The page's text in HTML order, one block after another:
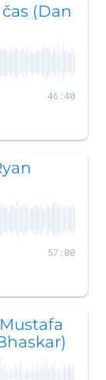
(Dan
46:40
57:00